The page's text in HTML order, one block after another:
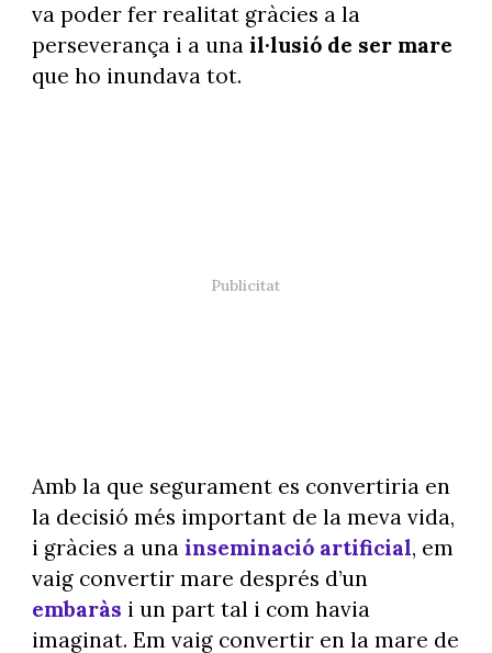
va poder fer realitat gràcies a la
perseverança i a unail·lusió de ser mare
que ho inundava tot.
Amb la que segurament es convertiria en
la decisió més important de la meva vida,
i gràcies a una inseminació artificial, em
vaig convertir mare després d’un
embaràs i un part tal i com havia
imaginat. Em vaig convertir en la mare de